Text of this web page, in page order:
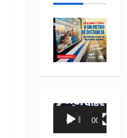
Reproductor
00:00 00:35